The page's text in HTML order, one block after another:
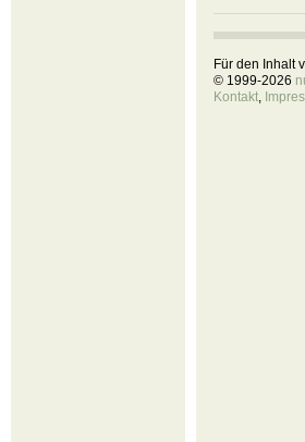
Für den Inhalt
© 1999-2026
Kontakt,